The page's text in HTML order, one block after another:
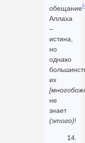
обещание
Аллаха
–
истина,
но
однако
их
не
знает
(этого)!
14.